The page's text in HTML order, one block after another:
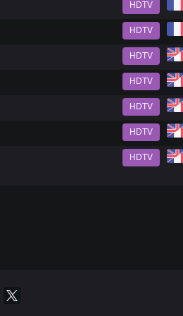
HDTV
HDTV
HDTV
HDTV
HDTV
HDTV
HDTV